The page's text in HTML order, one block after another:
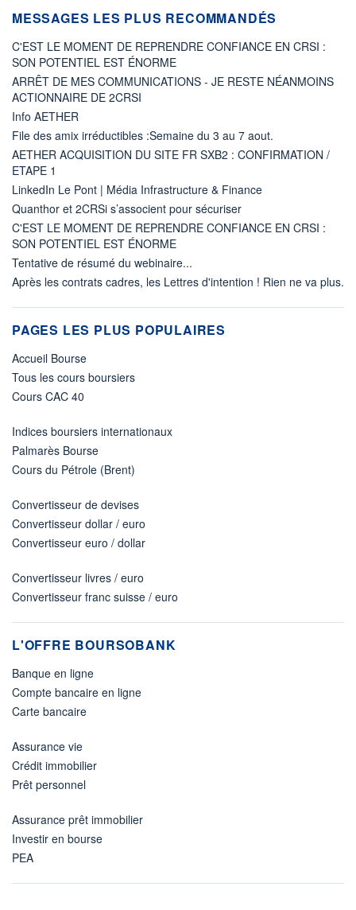
MESSAGES LES PLUS RECOMMANDÉS
C'EST LE MOMENT DE REPRENDRE CONFIANCE EN CRSI :
SON POTENTIEL EST ÉNORME
ARRÊT DE MES COMMUNICATIONS - JE RESTE NÉANMOINS
ACTIONNAIRE DE 2CRSI
Info AETHER
File des amix irréductibles :Semaine du 3 au 7 aout.
AETHER ACQUISITION DU SITE FR SXB2 : CONFIRMATION /
ETAPE 1
LinkedIn Le Pont | Média Infrastructure & Finance
Quanthor et 2CRSi s’associent pour sécuriser
C'EST LE MOMENT DE REPRENDRE CONFIANCE EN CRSI :
SON POTENTIEL EST ÉNORME
Tentative de résumé du webinaire...
Après les contrats cadres, les Lettres d'intention ! Rien ne va plus.
PAGES LES PLUS POPULAIRES
Accueil Bourse
Tous les cours boursiers
Cours CAC 40
Indices boursiers internationaux
Palmarès Bourse
Cours du Pétrole (Brent)
Convertisseur de devises
Convertisseur dollar / euro
Convertisseur euro / dollar
Convertisseur livres / euro
Convertisseur franc suisse / euro
L'OFFRE BOURSOBANK
Banque en ligne
Compte bancaire en ligne
Carte bancaire
Assurance vie
Crédit immobilier
Prêt personnel
Assurance prêt immobilier
Investir en bourse
PEA